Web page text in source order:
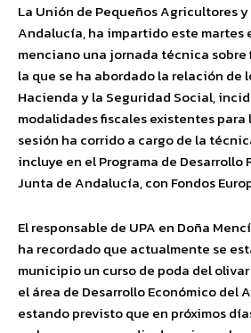
La Unión de Pequeños Agricultores y
Andalucía, ha impartido este martes
menciano una jornada técnica
la que se ha abordado la relación de
Hacienda y la Seguridad Social,
modalidades fiscales existentes
sesión ha corrido a cargo de la
incluye en el Programa de Desarrollo
Junta de Andalucía, con Fondos
El responsable de UPA en Doña
ha recordado que actualmente se
municipio un curso de poda del
el área de Desarrollo Económico del
estando previsto que en próximos